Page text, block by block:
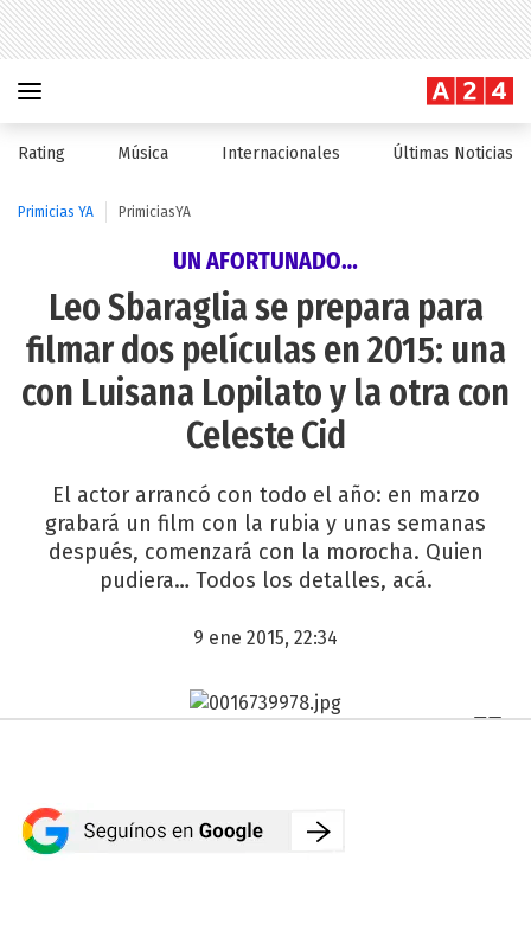
Rating Música Internacionales Últimas Noticias
Primicias YA PrimiciasYA
UN AFORTUNADO…
Leo Sbaraglia se prepara para
filmar dos películas en 2015: una
con Luisana Lopilato y la otra con
Celeste Cid
El actor arrancó con todo el año: en marzo
grabará un film con la rubia y unas semanas
después, comenzará con la morocha. Quien
pudiera… Todos los detalles, acá.
9 ene 2015, 22:34